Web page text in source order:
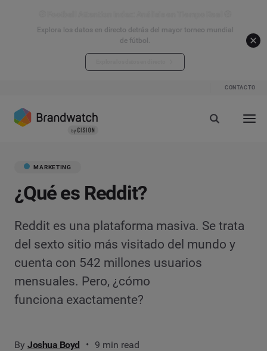
Explora los datos en directo detrás del mayor torneo mundial
de fútbol.
CONTACTO
MARKETING
¿Qué es Reddit?
Reddit es una plataforma masiva. Se trata
del sexto sitio más visitado del mundo y
cuenta con 542 millones usuarios
mensuales. Pero, ¿cómo
funciona exactamente?
By Joshua Boyd
9 min read